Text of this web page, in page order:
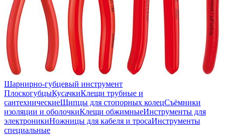
Шарнирно-губцевый инструмент
ПлоскогубцыКусачкиКлещи трубные и
сантехническиеЩипцы для стопорных колецСъёмники
изоляции и оболочкиКлещи обжимныеИнструменты для
электроникиНожницы для кабеля и тросаИнструменты
специальные